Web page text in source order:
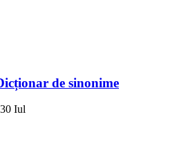
de sinonime
Iul